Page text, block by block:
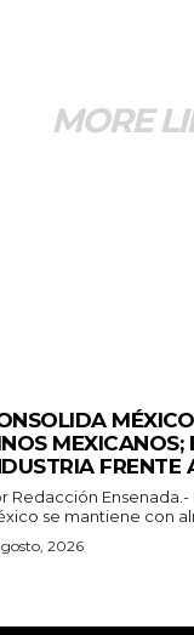
MORE
MEXICANOS;
FRENTE
Ensenada.- El consumo de vino en
se mantiene con
2026